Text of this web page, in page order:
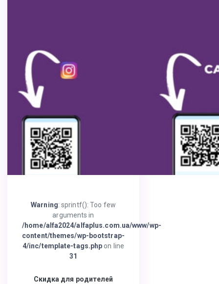
Warning: sprintf(): Too few
arguments in
/home/alfa2024/alfaplus.com.ua/www/wp-
content/themes/wp-bootstrap-
4/inc/template-tags.php on line
31
Скидка для родителей